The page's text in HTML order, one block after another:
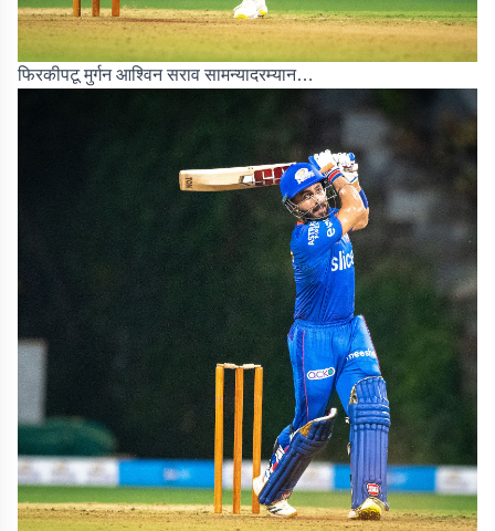
फिरकीपटू मुर्गन आश्विन सराव सामन्यादरम्यान…